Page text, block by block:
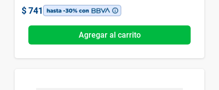
$ 741
Agregar al carrito